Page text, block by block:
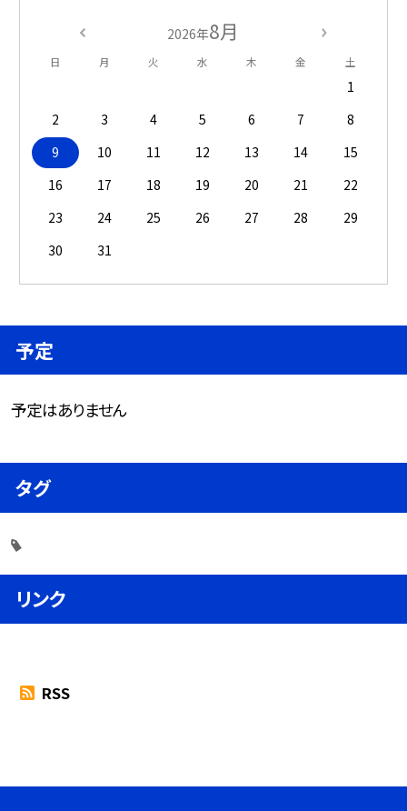
2026年8月
日 月 火 水 木 金 土
1
2
3 4 5 6 7
8
9
10 11 12 13 14
15
16
17 18 19 20 21
22
23
24 25 26 27 28
29
30
31
予定
予定はありません
タグ
リンク
RSS